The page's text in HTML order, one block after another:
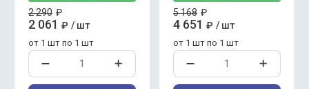
2 290 ₽
2 061 ₽ / шт
от 1 шт по 1 шт
5 168 ₽
4 651 ₽ / шт
от 1 шт по 1 шт